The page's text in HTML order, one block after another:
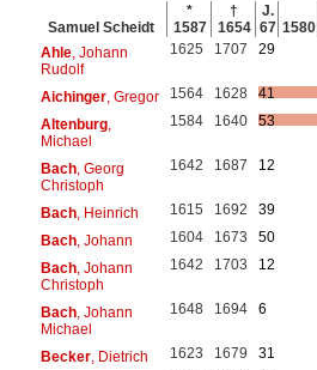
Samuel Scheidt
*
1587
†
1654
J.
67 1580
Ahle, Johann
Rudolf
1625 1707 29
Aichinger, Gregor 1564 1628
41
Altenburg,
Michael
1584 1640 53
Bach, Georg
Christoph
1642 1687 12
Bach, Heinrich 1615 1692
39
Bach, Johann 1604 1673
50
Bach, Johann
Christoph
1642 1703 12
Bach, Johann
Michael
1648 1694 6
Becker, Dietrich 1623 1679
31